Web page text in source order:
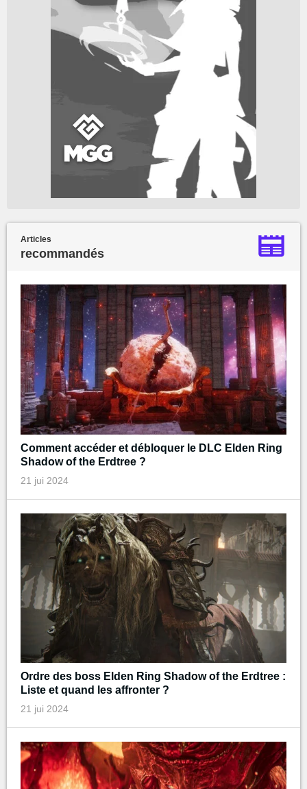
Articles
recommandés
Comment accéder et débloquer le DLC Elden Ring
Shadow of the Erdtree ?
21 jui 2024
Ordre des boss Elden Ring Shadow of the Erdtree :
Liste et quand les affronter ?
21 jui 2024